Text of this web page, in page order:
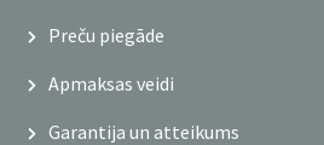
Preču piegāde
Apmaksas veidi
Garantija un atteikums